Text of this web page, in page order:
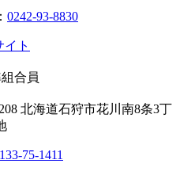
0242-93-8830
イト
合員
北海道石狩市花川南8条3丁
75-1411